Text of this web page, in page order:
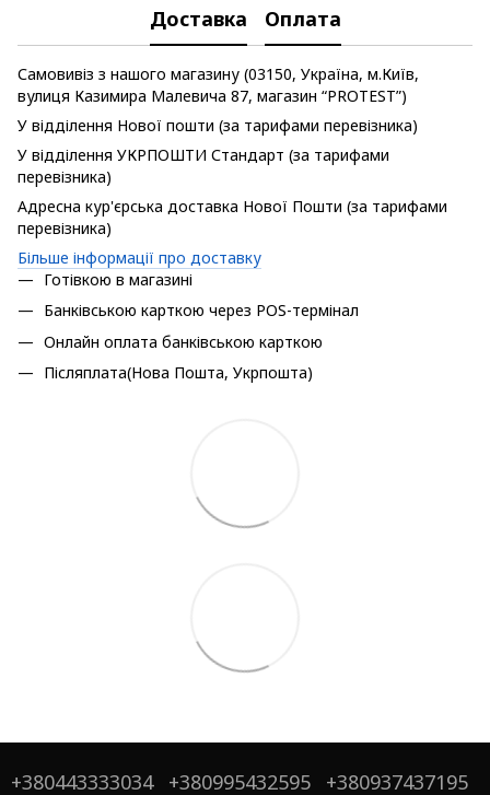
Доставка Оплата
Самовивіз з нашого магазину (03150, Україна, м.Київ,
вулиця Казимира Малевича 87, магазин “PROTEST”)
У відділення Нової пошти (за тарифами перевізника)
У відділення УКРПОШТИ Стандарт (за тарифами
перевізника)
Адресна кур'єрська доставка Нової Пошти (за тарифами
перевізника)
Більше інформації про доставку
Готівкою в магазині
Банківською карткою через POS-термінал
Онлайн оплата банківською карткою
Післяплата(Нова Пошта, Укрпошта)
+380443333034 +380995432595 +380937437195